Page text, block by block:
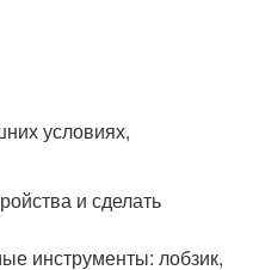
условиях,
и сделать
инструменты: лобзик,